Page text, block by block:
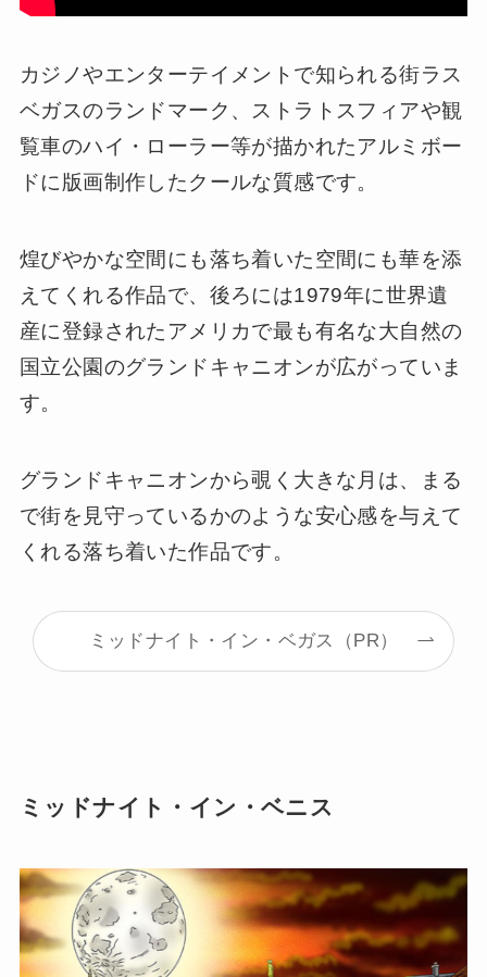
カジノやエンターテイメントで知られる街ラス
ベガスのランドマーク、ストラトスフィアや観
覧車のハイ・ローラー等が描かれたアルミボー
ドに版画制作したクールな質感です。
煌びやかな空間にも落ち着いた空間にも華を添
えてくれる作品で、後ろには1979年に世界遺
産に登録されたアメリカで最も有名な大自然の
国立公園のグランドキャニオンが広がっていま
す。
グランドキャニオンから覗く大きな月は、まる
で街を見守っているかのような安心感を与えて
くれる落ち着いた作品です。
ミッドナイト・イン・ベガス（PR）
ミッドナイト・イン・ベニス